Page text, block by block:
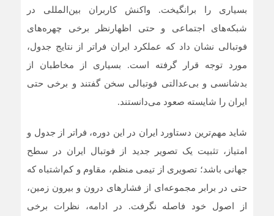
بسیاری را برانگیخت. واکنش کاربران بین‌المللی در
شبکه‌های اجتماعی و حتی اظهارنظر برخی چهره‌های
فوتبالی نشان داد که عملکرد ایران فراتر از نتایج جدول،
مورد توجه قرار گرفته است. بسیاری از مخاطبان از
بدشانسی و بی‌عدالتی فوتبالی سخن گفتند و برخی حتی
ایران را شایسته صعود می‌دانستند.
شاید مهم‌ترین دستاورد ایران در این دوره، فراتر از جدول و
امتیاز، تثبیت یک تصویر جدید از فوتبال ایران در سطح
جهانی باشد؛ تصویری از تیمی منظم، مقاوم و کم‌اشتباه که
حتی در برابر مجموعه‌ای از فشارهای درون و بیرون زمین،
از اصول خود فاصله نگرفت. در ادامه، نظرات برخی